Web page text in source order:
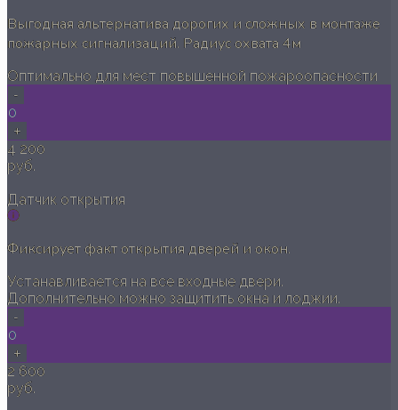
Выгодная альтернатива дорогих и сложных в монтаже
пожарных сигнализаций. Радиус охвата 4м
Оптимально для мест повышенной пожароопасности
-
0
+
4 200
руб.
Датчик открытия
Фиксирует факт открытия дверей и окон.
Устанавливается на все входные двери.
Дополнительно можно защитить окна и лоджии.
-
0
+
2 600
руб.